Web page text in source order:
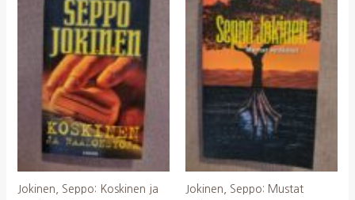
Jokinen, Seppo: Koskinen ja
Jokinen, Seppo: Mustat